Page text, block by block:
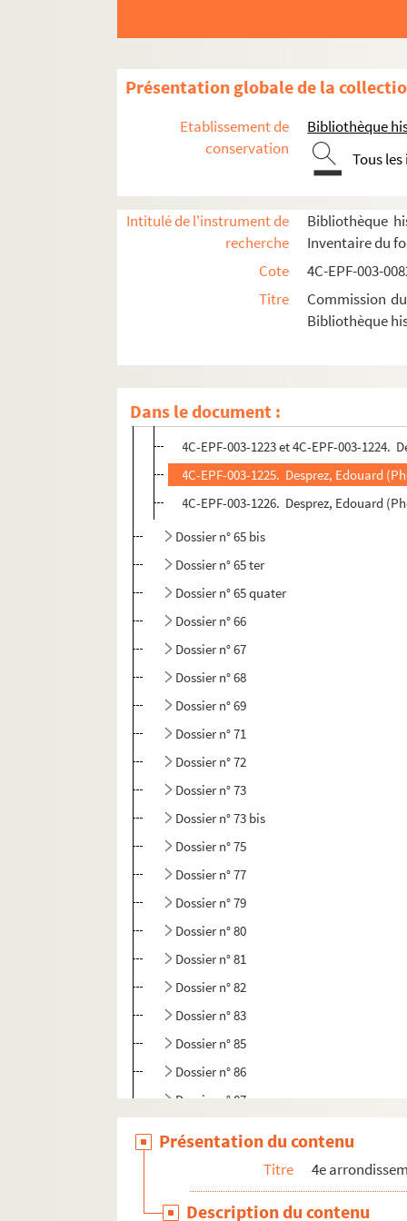
Présentation globale de la
Etablissement de
conservation
Bibliothèque
Tous
Intitulé de l'instrument de
recherche
Bibliothèque
Inventaire du
Cote
4C-EPF-003-
Titre
Commission
Bibliothèque
Dans le document :
Dossier n° 54
Dossier n° 56
Dossier n° 57
Dossier n° 58
Dossier n° 60
Dossier n° 61
4C-EPF-003-1220. Lansiaux, Charles
4C-EPF-003-1221. Lansiaux, Charles
4C-EPF-003-1222. Desprez, Edouard
4C-EPF-003-1223 et 4C-EPF-003-
4C-EPF-003-1225. Desprez, Edouard
4C-EPF-003-1226. Desprez, Edouard
Dossier n° 65 bis
Dossier n° 65 ter
Dossier n° 65 quater
Dossier n° 66
Dossier n° 67
Dossier n° 68
Dossier n° 69
Dossier n° 71
Dossier n° 72
Dossier n° 73
Dossier n° 73 bis
Dossier n° 75
Dossier n° 77
Dossier n° 79
Dossier n° 80
Dossier n° 81
Dossier n° 82
Dossier n° 83
Dossier n° 85
Dossier n° 86
Dossier n° 87
Dossier n° 91
Présentation du contenu
Titre 4e
Description du contenu